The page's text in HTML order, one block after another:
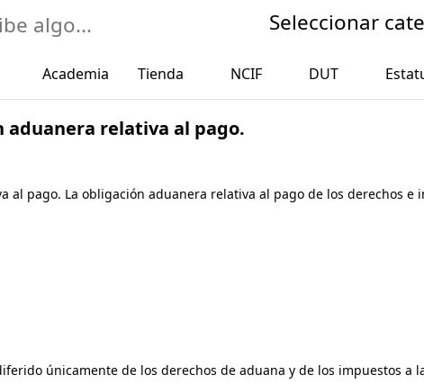
Seleccionar
Academia Tienda NCIF DUT
aduanera relativa al pago.
al pago. La obligación aduanera relativa al pago de los derechos
únicamente de los derechos de aduana y de los impuestos a